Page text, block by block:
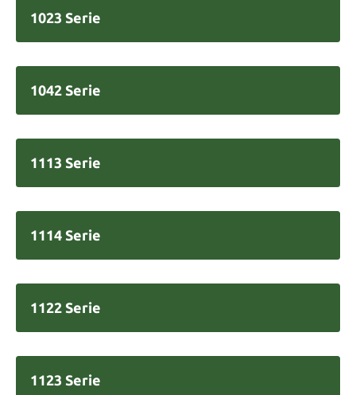
1023 Serie
1042 Serie
1113 Serie
1114 Serie
1122 Serie
1123 Serie